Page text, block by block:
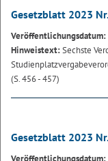
Gesetzblatt 2023
Veröffentlichungsdatum:
Hinweistext:Sechste
(S. 456 - 457)
Gesetzblatt 2023
Veröffentlichungsdatum: